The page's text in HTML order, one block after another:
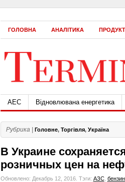
ГОЛОВНА АНАЛІТИКА
АЕС Відновлювана енергетика
Рубрика | Головне, Торгівля, Україна
В Украине
розничных цен на
Обновлено: Декабрь 12, 2016. Тэги: АЗС,